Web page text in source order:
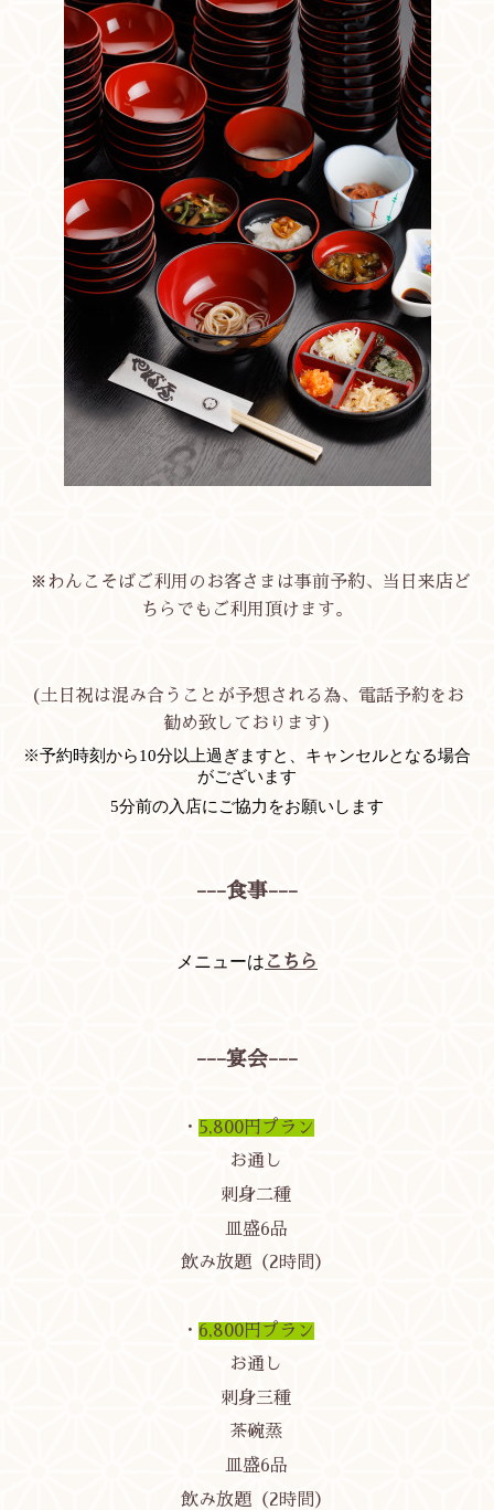
※わんこそばご利用のお客さまは事前予約、当日来店ど
ちらでもご利用頂けます。
(土日祝は混み合うことが予想される為、電話予約をお
勧め致しております)
※予約時刻から10分以上過ぎますと、キャンセルとなる場合
がございます
5分前の入店にご協力をお願いします
---食事---
メニューは こちら
---宴会---
・ 5,800円プラン
お通し
刺身二種
皿盛6品
飲み放題（2時間）
・ 6,800円プラン
お通し
刺身三種
茶碗蒸
皿盛6品
飲み放題（2時間）